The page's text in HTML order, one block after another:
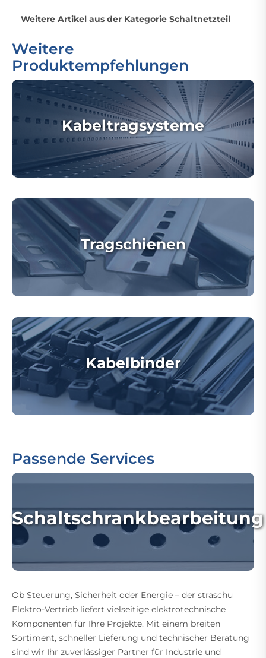
Weitere Artikel aus der Kategorie Schaltnetzteil
Weitere
Produktempfehlungen
Kabeltragsysteme
Tragschienen
Kabelbinder
Passende Services
Schaltschrankbearbeitung
Ob Steuerung, Sicherheit oder Energie – der straschu
Elektro-Vertrieb liefert vielseitige elektrotechnische
Komponenten für Ihre Projekte. Mit einem breiten
Sortiment, schneller Lieferung und technischer Beratung
sind wir Ihr zuverlässiger Partner für Industrie und